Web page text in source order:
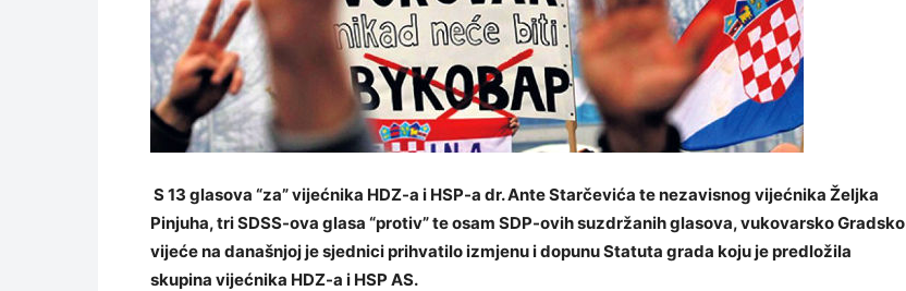
S 13 glasova “za” vijećnika HDZ-a i HSP-a dr. Ante Starčevića te nezavisnog vijećnika Željka
Pinjuha, tri SDSS-ova glasa “protiv” te osam SDP-ovih suzdržanih glasova, vukovarsko Gradsko
vijeće na današnjoj je sjednici prihvatilo izmjenu i dopunu Statuta grada koju je predložila
skupina vijećnika HDZ-a i HSP AS.